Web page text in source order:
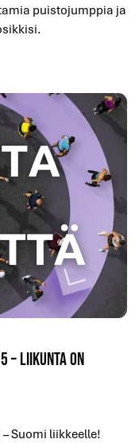
puistojumppia ja
– Liikunta on
Suomi liikkeelle!